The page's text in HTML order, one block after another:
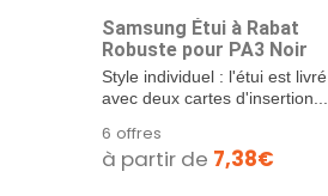
Samsung Étui à Rabat
Robuste pour PA3 Noir
Style individuel : l'étui est livré
avec deux cartes d'insertion...
6 offres
à partir de 7,38€